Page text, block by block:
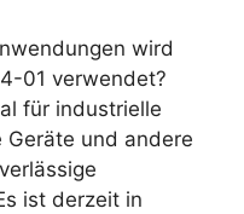
wird
01 verwendet?
für industrielle
Geräte und andere
ist derzeit in